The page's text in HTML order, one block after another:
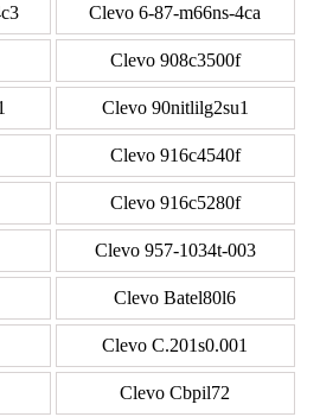
Clevo 6-87-m66ns-4ca
Clevo 908c3500f
Clevo 90nitlilg2su1
Clevo 916c4540f
Clevo 916c5280f
Clevo 957-1034t-003
Clevo Batel80l6
Clevo C.201s0.001
Clevo Cbpil72